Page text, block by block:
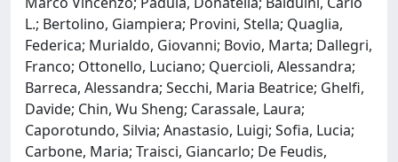
L.; Bertolino, Giampiera; Provini, Stella; Quaglia,
Federica; Murialdo, Giovanni; Bovio, Marta; Dallegri,
Franco; Ottonello, Luciano; Quercioli, Alessandra;
Barreca, Alessandra; Secchi, Maria Beatrice; Ghelfi,
Davide; Chin, Wu Sheng; Carassale, Laura;
Caporotundo, Silvia; Anastasio, Luigi; Sofia, Lucia;
Carbone, Maria; Traisci, Giancarlo; De Feudis,